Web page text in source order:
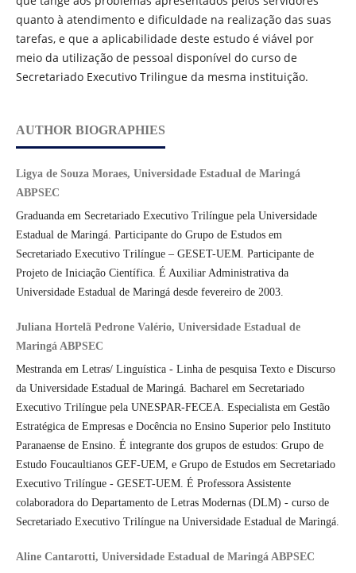
quanto à atendimento e dificuldade na realização das suas
tarefas, e que a aplicabilidade deste estudo é viável por
meio da utilização de pessoal disponível do curso de
Secretariado Executivo Trilingue da mesma instituição.
AUTHOR BIOGRAPHIES
Ligya de Souza Moraes, Universidade Estadual de Maringá
ABPSEC
Graduanda em Secretariado Executivo Trilíngue pela Universidade
Estadual de Maringá. Participante do Grupo de Estudos em
Secretariado Executivo Trilíngue – GESET-UEM. Participante de
Projeto de Iniciação Científica. É Auxiliar Administrativa da
Universidade Estadual de Maringá desde fevereiro de 2003.
Juliana Hortelã Pedrone Valério, Universidade Estadual de
Maringá ABPSEC
Mestranda em Letras/ Linguística - Linha de pesquisa Texto e Discurso
da Universidade Estadual de Maringá. Bacharel em Secretariado
Executivo Trilíngue pela UNESPAR-FECEA. Especialista em Gestão
Estratégica de Empresas e Docência no Ensino Superior pelo Instituto
Paranaense de Ensino. É integrante dos grupos de estudos: Grupo de
Estudo Foucaultianos GEF-UEM, e Grupo de Estudos em Secretariado
Executivo Trilíngue - GESET-UEM. É Professora Assistente
colaboradora do Departamento de Letras Modernas (DLM) - curso de
Secretariado Executivo Trilíngue na Universidade Estadual de Maringá.
Aline Cantarotti, Universidade Estadual de Maringá ABPSEC